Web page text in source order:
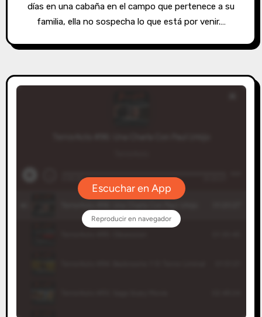
días en una cabaña en el campo que pertenece a su
familia, ella no sospecha lo que está por venir.…